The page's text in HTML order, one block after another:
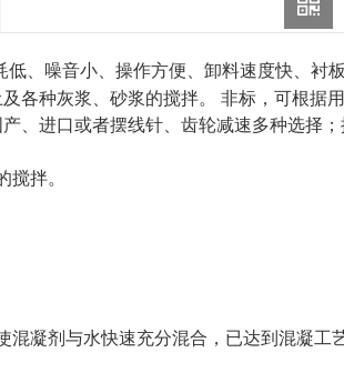
、噪音小、操作方便、卸料速度快、衬
各种灰浆、砂浆的搅拌。 非标，可根据
、进口或者摆线针、齿轮减速多种选择
拌。
凝剂与水快速充分混合，已达到混凝工